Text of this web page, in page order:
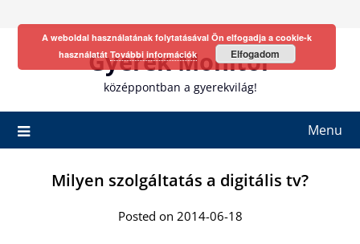
Gyerek Monitor
középpontban a gyerekvilág!
Menu
Milyen szolgáltatás a digitális tv?
Posted on 2014-06-18
A weboldal használatának folytatásával Ön elfogadja a cookie-k
használatát További információk Elfogadom